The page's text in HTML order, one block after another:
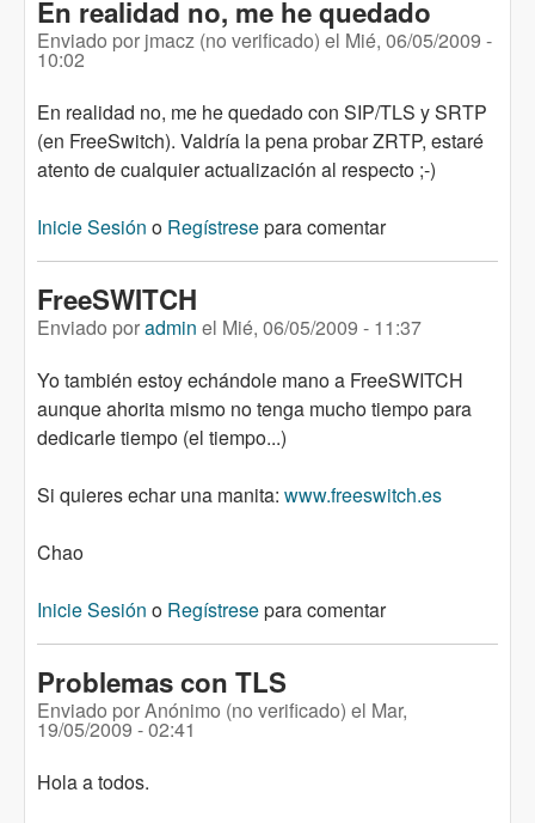
En realidad no, me he quedado
Enviado por jmacz (no verificado) el Mié, 06/05/2009 -
10:02
En realidad no, me he quedado con SIP/TLS y SRTP
(en FreeSwitch). Valdría la pena probar ZRTP, estaré
atento de cualquier actualización al respecto ;-)
Inicie Sesión o Regístresepara comentar
FreeSWITCH
Enviado poradmin el Mié, 06/05/2009 - 11:37
Yo también estoy echándole mano a FreeSWITCH
aunque ahorita mismo no tenga mucho tiempo para
dedicarle tiempo (el tiempo...)
Si quieres echar una manita: www.freeswitch.es
Chao
Inicie Sesión o Regístresepara comentar
Problemas con TLS
Enviado porAnónimo (no verificado) el Mar,
19/05/2009 - 02:41
Hola a todos.